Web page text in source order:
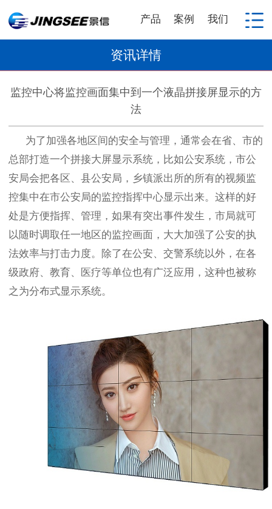
产品 案例 我们
资讯详情
监控中心将监控画面集中到一个液晶拼接屏显示的方
法
为了加强各地区间的安全与管理，通常会在省、市的
总部打造一个拼接大屏显示系统，比如公安系统，市公
安局会把各区、县公安局，乡镇派出所的所有的视频监
控集中在市公安局的监控指挥中心显示出来。这样的好
处是方便指挥、管理，如果有突出事件发生，市局就可
以随时调取任一地区的监控画面，大大加强了公安的执
法效率与打击力度。除了在公安、交警系统以外，在各
级政府、教育、医疗等单位也有广泛应用，这种也被称
之为分布式显示系统。